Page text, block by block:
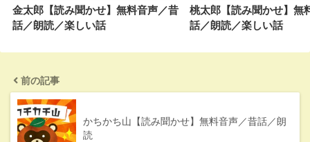
金太郎【読み聞かせ】無料音声／昔
話／朗読／楽しい話
桃太郎【読み聞かせ】無
話／朗読／楽しい話
前の記事
かちかち山【読み聞かせ】無料音声／昔話／朗
読